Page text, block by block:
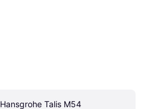
Hansgrohe Talis M54